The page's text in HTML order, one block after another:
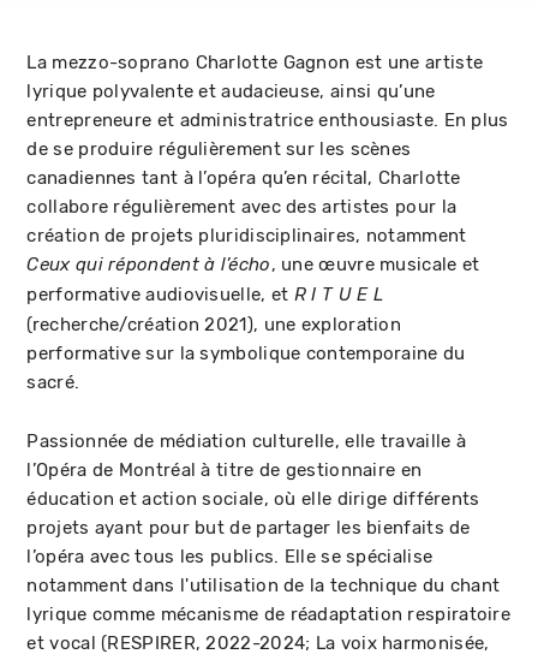
La mezzo-soprano Charlotte Gagnon est une artiste
lyrique polyvalente et audacieuse, ainsi qu’une
entrepreneure et administratrice enthousiaste. En plus
de se produire régulièrement sur les scènes
canadiennes tant à l’opéra qu’en récital, Charlotte
collabore régulièrement avec des artistes pour la
création de projets pluridisciplinaires, notamment
Ceux qui répondent à l’écho, une œuvre musicale et
performative audiovisuelle, et R I T U E L
(recherche/création 2021), une exploration
performative sur la symbolique contemporaine du
sacré.
Passionnée de médiation culturelle, elle travaille à
l’Opéra de Montréal à titre de gestionnaire en
éducation et action sociale, où elle dirige différents
projets ayant pour but de partager les bienfaits de
l’opéra avec tous les publics. Elle se spécialise
notamment dans l'utilisation de la technique du chant
lyrique comme mécanisme de réadaptation respiratoire
et vocal (RESPIRER, 2022-2024; La voix harmonisée,